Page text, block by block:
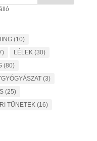
(10)
LÉLEK(30)
(80)
(3)
(25)
TÜNETEK(16)